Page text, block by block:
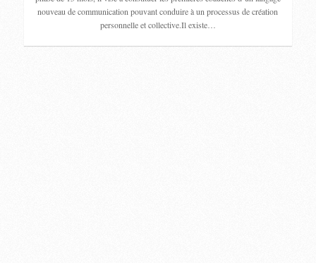
nouveau de communication pouvant conduire à un processus de création
personnelle et collective.Il existe…